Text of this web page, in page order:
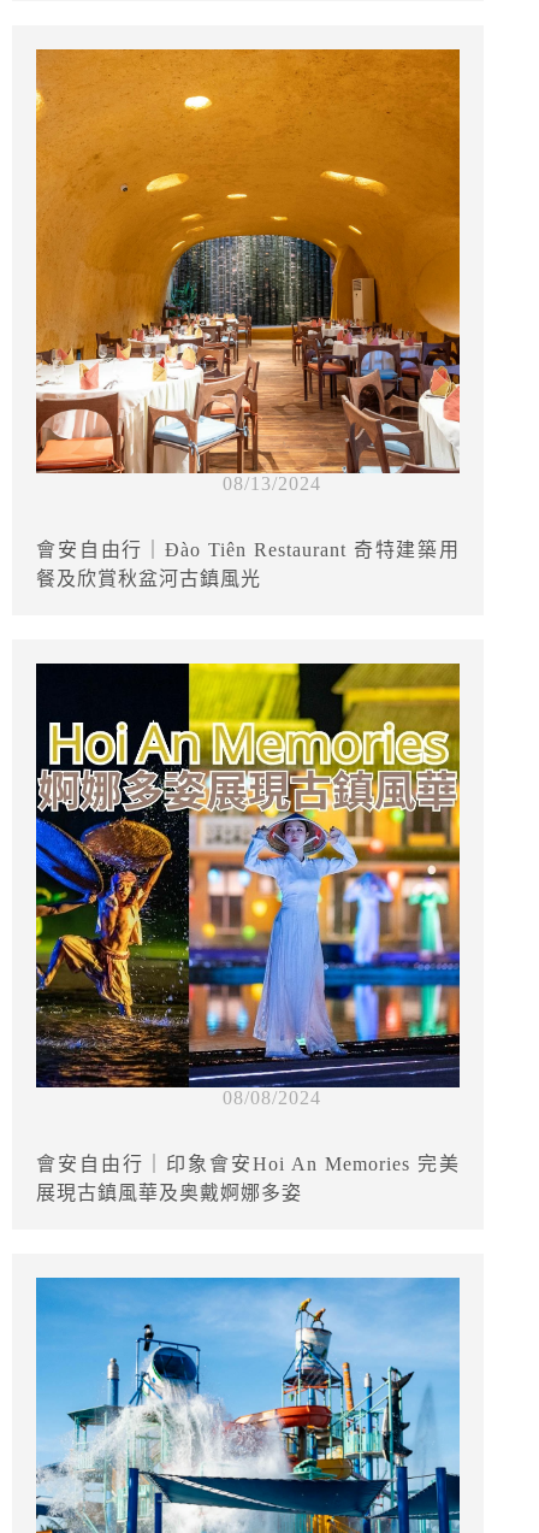
08/13/2024
會安自由行｜Đào Tiên Restaurant 奇特建築用
餐及欣賞秋盆河古鎮風光
08/08/2024
會安自由行｜印象會安Hoi An Memories 完美
展現古鎮風華及奥戴婀娜多姿